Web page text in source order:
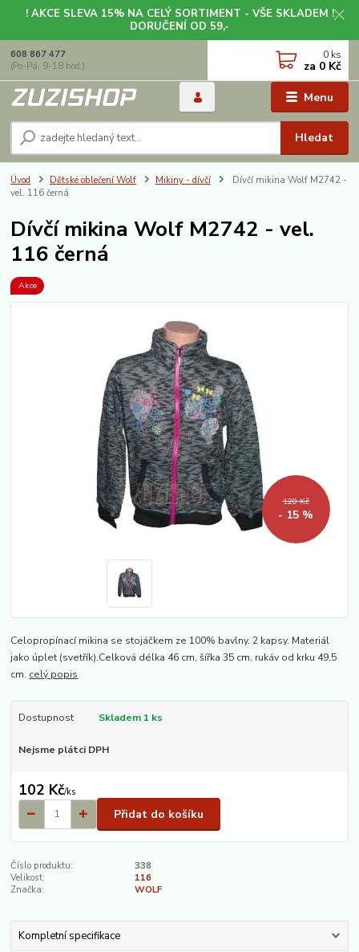
! AKCE SLEVA 15% NA CELÝ SORTIMENT - VŠE SKLADEM !
DORUČENÍ OD 59,-
Menu
Hledat
608 867 477
(Po-Pá, 9-18 hod.)
0 ks
za 0 Kč
Úvod Dětské oblečení Wolf Mikiny - dívčí
Dívčí mikina Wolf M2742 -
vel. 116 černá
Dívčí mikina Wolf M2742 - vel.
116 černá
Akce
120 Kč
- 15 %
Celopropínací mikina se stojáčkem ze 100% bavlny. 2 kapsy. Materiál
jako úplet (svetřík).Celková délka 46 cm, šířka 35 cm, rukáv od krku 49,5
cm. celý popis
Dostupnost Skladem 1 ks
Nejsme plátci DPH
102 Kč/ks
Přidat do košíku
Číslo produktu:
338
Velikost:
116
Značka:
WOLF
Kompletní specifikace